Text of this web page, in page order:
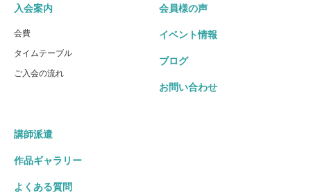
入会案内
会費
タイムテーブル
ご入会の流れ
会員様の声
イベント情報
ブログ
お問い合わせ
講師派遣
作品ギャラリー
よくある質問